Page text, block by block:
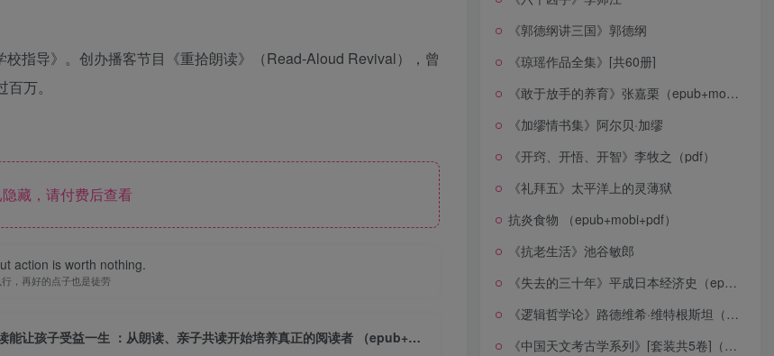
指导》。创办播客节目《重拾朗读》（Read-Aloud Revival），曾
万。
藏，请付费后查看
action is worth nothing.
，再好的点子也是徒劳
如何阅读能让孩子受益一生 ：从朗读、亲子共读开始培养真正的阅读者 （epub+mobi+azw3+pdf）
《郭德纲讲三国》郭德纲
《琼瑶作品全集》[共60册]
《敢于放手的养育》张嘉栗（epub+mobi+azw3+pdf）
《加缪情书集》阿尔贝·加缪
《开窍、开悟、开智》李牧之（pdf）
《礼拜五》太平洋上的灵薄狱
抗炎食物 （epub+mobi+pdf）
《抗老生活》池谷敏郎
《失去的三十年》平成日本经济史（epub+mobi+azw3+pdf）
《逻辑哲学论》路德维希·维特根斯坦（epub+mobi+azw3+pdf）
《中国天文考古学系列》[套装共5卷]（epub+mobi+azw3+pdf）